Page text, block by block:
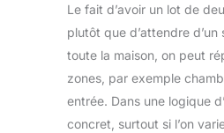
Le fait d’avoir un lot de
plutôt que d’attendre
toute la maison, on peut
zones, par exemple
entrée. Dans une logique
concret, surtout si l’on